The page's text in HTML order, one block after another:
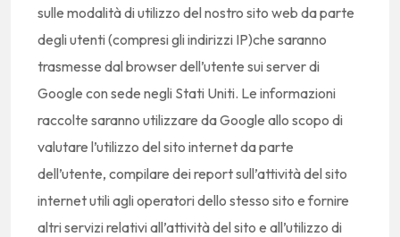
sulle modalità di utilizzo del nostro sito web da parte
degli utenti (compresi gli indirizzi IP)che saranno
trasmesse dal browser dell’utente sui server di
Google con sede negli Stati Uniti. Le informazioni
raccolte saranno utilizzare da Google allo scopo di
valutare l’utilizzo del sito internet da parte
dell’utente, compilare dei report sull’attività del sito
internet utili agli operatori dello stesso sito e fornire
altri servizi relativi all’attività del sito e all’utilizzo di